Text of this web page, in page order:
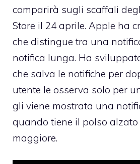
comparirà sugli scaffali
Store il 24 aprile. Apple ha
che distingue tra una
notifica lunga. Ha
che salva le notifiche per
utente le osserva solo per
gli viene mostrata una
quando tiene il polso
maggiore.